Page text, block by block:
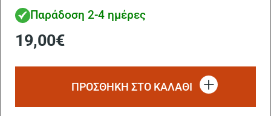
Παράδοση 2-4 ημέρες
19,00€
ΠΡΟΣΘΗΚΗ ΣΤΟ ΚΑΛΑΘΙ